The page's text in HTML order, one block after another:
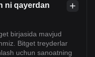
ni qayerdan
birjasida mavjud
Bitget treyderlar
uchun sanoatning